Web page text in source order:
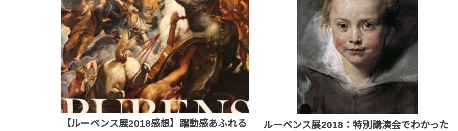
【ルーベンス展2018感想】躍動感あふれる
ルーベンス展2018：特別講演会でわかった